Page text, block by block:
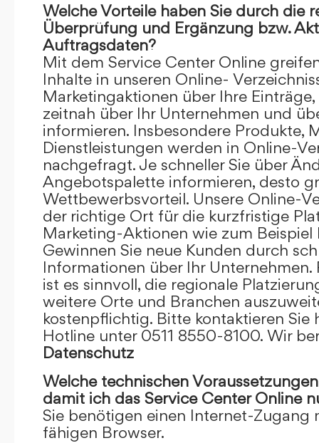
Welche Vorteile haben Sie durch die
Überprüfung und Ergänzung bzw.
Auftragsdaten?
Mit dem Service Center Online
Inhalte in unseren Online-
Marketingaktionen über Ihre
zeitnah über Ihr Unternehmen und
informieren. Insbesondere Produkte,
Dienstleistungen werden in Online-
nachgefragt. Je schneller Sie über
Angebotspalette informieren, desto
Wettbewerbsvorteil. Unsere Online-
der richtige Ort für die kurzfristige
Marketing-Aktionen wie zum Beispiel
Gewinnen Sie neue Kunden durch
Informationen über Ihr Unternehmen.
ist es sinnvoll, die regionale
weitere Orte und Branchen
kostenpflichtig. Bitte kontaktieren Sie
Hotline unter 0511 8550-8100. Wir
Datenschutz
Welche technischen
damit ich das Service Center Online
Sie benötigen einen Internet-Zugang
fähigen Browser.